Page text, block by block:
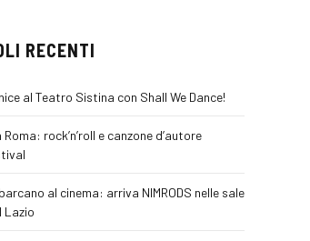
RECENTI
al Teatro Sistina con Shall We Dance!
rock’n’roll e canzone d’autore
al cinema: arriva NIMRODS nelle sale
Lazio